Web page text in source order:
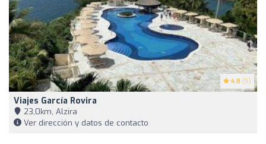
4.8 (5)
Viajes García Rovira
23,0km, Alzira
Ver dirección y datos de contacto